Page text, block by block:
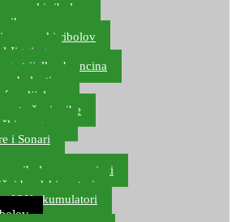
morski ribolov
za more
za morski ribolov
Jigging
strijelke, brancina
bolentino
odijela
za traženje ribe
program
i Sonari
za ribolov, gumenjaci
brodski motori
ION akumulatori